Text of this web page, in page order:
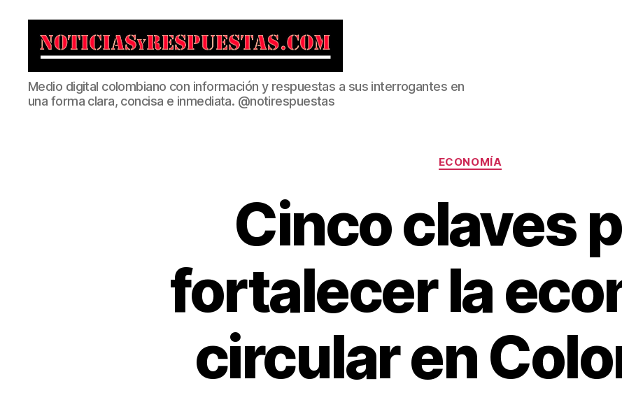
Noticias
y
Respuestas
Medio digital colombiano con información y respuestas a sus interrogantes en
una forma clara, concisa e inmediata. @notirespuestas
Categorías
ECONOMÍA
Cinco claves
fortalecer la
circular en